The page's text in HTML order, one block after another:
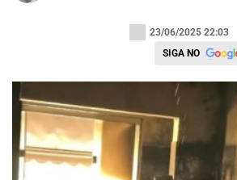
23/06/2025 22:03
SIGA NO